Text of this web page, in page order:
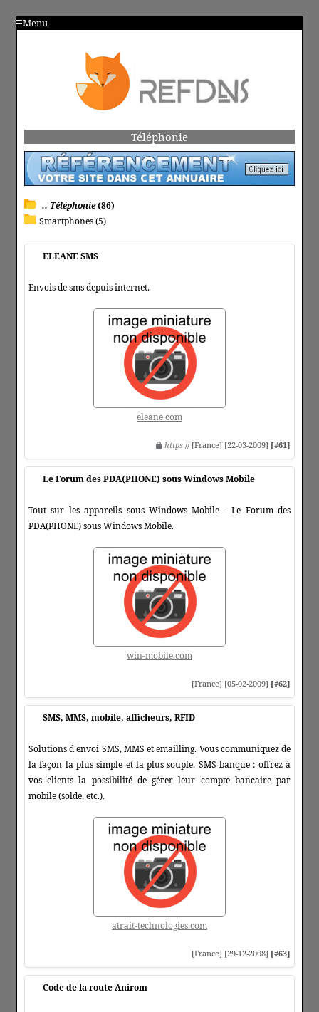
Menu
Téléphonie
.. Téléphonie(86)
Smartphones (5)
ELEANE SMS
Envois de sms depuis internet.
eleane.com
https:// [France] [22-03-2009] [#61]
Le Forum des PDA(PHONE) sous Windows Mobile
Tout sur les appareils sous Windows Mobile - Le Forum des
PDA(PHONE) sous Windows Mobile.
win-mobile.com
[France] [05-02-2009] [#62]
SMS, MMS, mobile, afficheurs, RFID
Solutions d'envoi SMS, MMS et emailling. Vous communiquez de
la façon la plus simple et la plus souple. SMS banque : offrez à
vos clients la possibilité de gérer leur compte bancaire par
mobile (solde, etc.).
atrait-technologies.com
[France] [29-12-2008] [#63]
Code de la route Anirom